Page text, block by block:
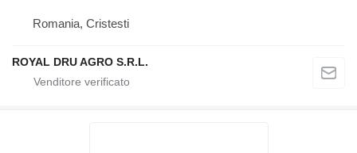
Romania, Cristesti
ROYAL DRU AGRO S.R.L.